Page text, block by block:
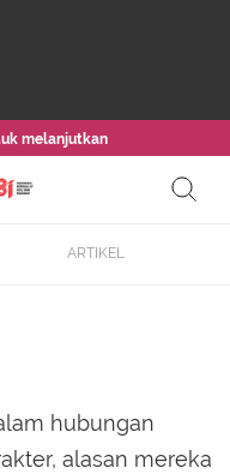
melanjutkan
ARTIKEL
hubungan
alasan mereka